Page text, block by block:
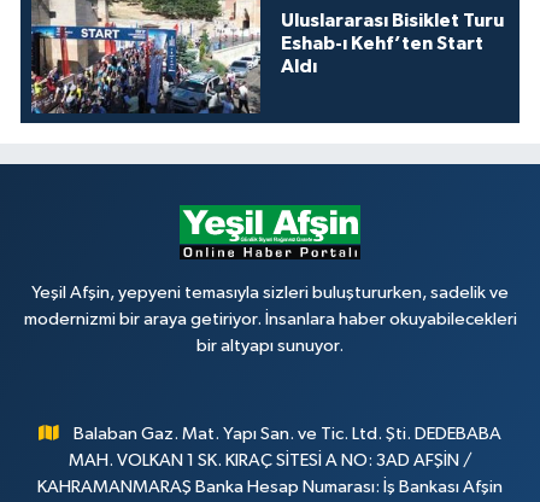
Uluslararası Bisiklet Turu
Eshab-ı Kehf’ten Start
Aldı
Yeşil Afşin, yepyeni temasıyla sizleri buluştururken, sadelik ve
modernizmi bir araya getiriyor. İnsanlara haber okuyabilecekleri
bir altyapı sunuyor.
Balaban Gaz. Mat. Yapı San. ve Tic. Ltd. Şti. DEDEBABA
MAH. VOLKAN 1 SK. KIRAÇ SİTESİ A NO: 3AD AFŞİN /
KAHRAMANMARAŞ Banka Hesap Numarası: İş Bankası Afşin